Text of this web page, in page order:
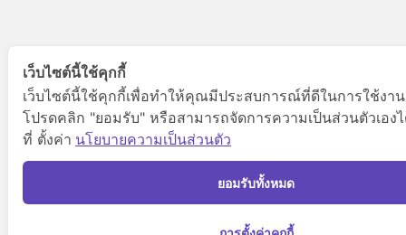
เว็บไซต์นี้ใช้คุกกี้
เว็บไซต์นี้ใช้คุกกี้เพื่อทำให้คุณมีประสบการณ์ที่ดีในการใช้งาน
โปรดคลิก "ยอมรับ" หรือสามารถจัดการความเป็นส่วนตัวเอง
ที่ ตั้งค่า นโยบายความเป็นส่วนตัว
ยอมรับทั้งหมด